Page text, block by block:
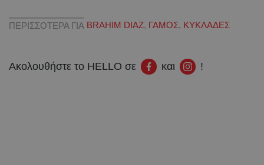
ΠΕΡΙΣΣΟΤΕΡΑ ΓΙΑ BRAHIM DIAZ, ΓΑΜΟΣ, ΚΥΚΛΑΔΕΣ
Ακολουθήστε το HELLO σε και !